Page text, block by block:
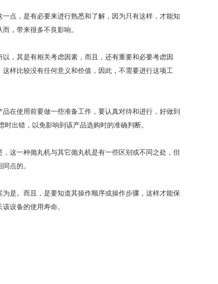
点，是有必要来进行熟悉和了解，因为只有这样，才能知
，带来很多不良影响。
，其是有相关考虑因素，而且，还有重要和必要考虑因
样比较没有任何意义和价值，因此，不需要进行这项工
在使用前要做一些准备工作，要认真对待和进行，好做到
出错，以免影响到该产品选购时的准确判断。
这一种抛丸机与其它抛丸机是有一些区别或不同之处，但
点的。
是。而且，是要知道其操作顺序或操作步骤，这样才能保
设备的使用寿命。